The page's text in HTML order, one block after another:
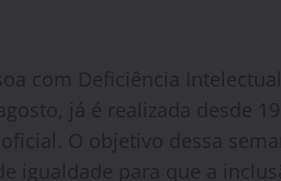
com Deficiência
já é realizada desde
O objetivo dessa
igualdade para que a